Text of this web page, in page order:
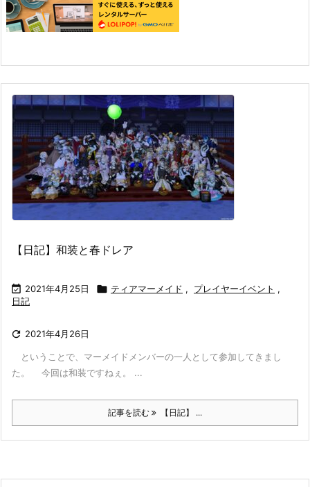
【日記】和装と春ドレア
 2021年4月25日  ティアマーメイド , プレイヤーイベント ,
日記
 2021年4月26日
ということで、マーメイドメンバーの一人として参加してきまし
た。 今回は和装ですねぇ。 ...
記事を読む 【日記】 ...